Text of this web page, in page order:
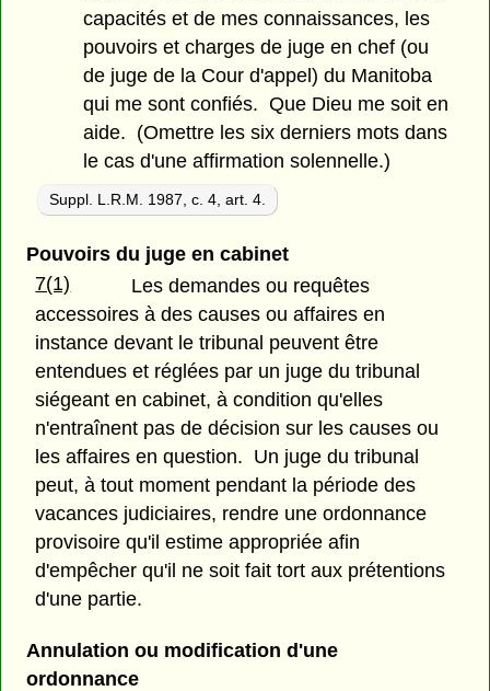
capacités et de mes connaissances, les
pouvoirs et charges de juge en chef (ou
de juge de la Cour d'appel) du Manitoba
qui me sont confiés. Que Dieu me soit en
aide. (Omettre les six derniers mots dans
le cas d'une affirmation solennelle.)
Suppl. L.R.M. 1987, c. 4, art. 4.
Pouvoirs du juge en cabinet
7(1)
Les demandes ou requêtes
accessoires à des causes ou affaires en
instance devant le tribunal peuvent être
entendues et réglées par un juge du tribunal
siégeant en cabinet, à condition qu'elles
n'entraînent pas de décision sur les causes ou
les affaires en question. Un juge du tribunal
peut, à tout moment pendant la période des
vacances judiciaires, rendre une ordonnance
provisoire qu'il estime appropriée afin
d'empêcher qu'il ne soit fait tort aux prétentions
d'une partie.
Annulation ou modification d'une
ordonnance